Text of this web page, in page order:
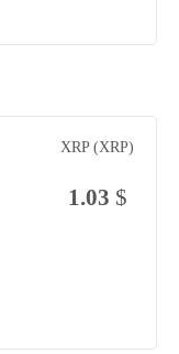
XRP (XRP)
$
1.03